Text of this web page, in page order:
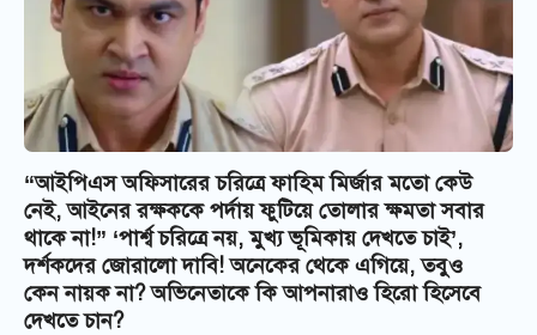
“আইপিএস অফিসারের চরিত্রে ফাহিম মির্জার মতো কেউ
নেই, আইনের রক্ষককে পর্দায় ফুটিয়ে তোলার ক্ষমতা সবার
থাকে না!” ‘পার্শ্ব চরিত্রে নয়, মুখ্য ভূমিকায় দেখতে চাই’,
দর্শকদের জোরালো দাবি! অনেকের থেকে এগিয়ে, তবুও
কেন নায়ক না? অভিনেতাকে কি আপনারাও হিরো হিসেবে
দেখতে চান?